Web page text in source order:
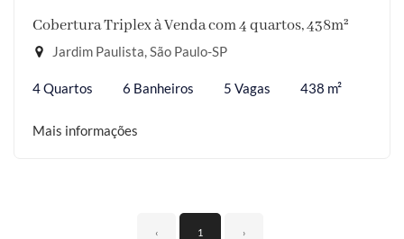
Cobertura Triplex à Venda com 4 quartos, 438m²
Jardim Paulista, São Paulo-SP
4 Quartos 6 Banheiros 5 Vagas 438 m²
Mais informações
‹ 1 ›